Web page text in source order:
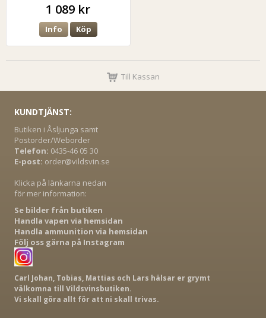
1 089 kr
Info Köp
Till Kassan
KUNDTJÄNST:
Butiken i Åsljunga samt
Postorder/Weborder
Telefon: 0435-46 05 30
E-post: order@vildsvin.se
Klicka på länkarna nedan
för mer information:
Se bilder från butiken
Handla vapen via hemsidan
Handla ammunition via hemsidan
Följ oss gärna på Instagram
Carl Johan, Tobias, Mattias och Lars hälsar er grymt
välkomna till Vildsvinsbutiken.
Vi skall göra allt för att ni skall trivas.